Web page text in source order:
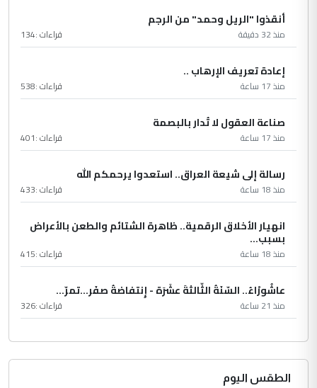
أنقذوا "الريل وحمد" من الرجم
منذ 32 دقيقة قراءات :134
إعادة تعريف الإرهاب ..
منذ 17 ساعة قراءات :538
صناعة العقول لا تُدار بالبصمة
منذ 17 ساعة قراءات :401
رسالة إلى شيعة العراق.. استعدوا يرحمكم الله
منذ 18 ساعة قراءات :433
انهيار الأخلاق الرقمية.. ظاهرة الشتائم والطعن بالأعراض
بسبب...
منذ 18 ساعة قراءات :415
عاشُورْاءُ.. السّنَةُ الثّالثةَ عشَرَة - إِنتفاضةُ صفَر…تمرّ...
منذ 21 ساعة قراءات :326
الطقس اليوم